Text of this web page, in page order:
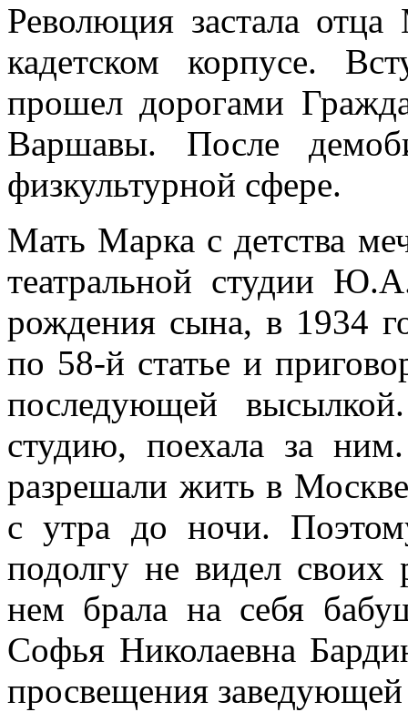
Революция застала
кадетском корпусе.
прошел дорогами
Варшавы. После
физкультурной сфере.
Мать Марка с детства
театральной студии
рождения сына, в 1934
по 58-й статье и
последующей
студию, поехала за
разрешали жить в
с утра до ночи.
подолгу не видел своих
нем брала на себя
Софья Николаевна
просвещения